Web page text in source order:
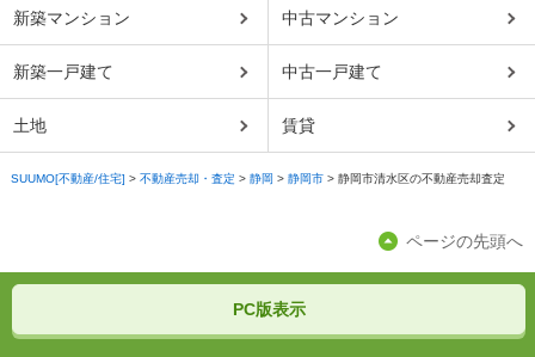
新築マンション 中古マンション
新築一戸建て 中古一戸建て
土地 賃貸
SUUMO[不動産/住宅] > 不動産売却・査定 > 静岡 > 静岡市 > 静岡市清水区の不動産売却査定
ページの先頭へ
PC版表示